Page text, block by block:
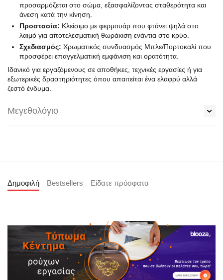
προσαρμόζεται στο σώμα, εξασφαλίζοντας σταθερότητα και
άνεση κατά την κίνηση.
Προστασία: Κλείσιμο με φερμουάρ που φτάνει ψηλά στο
λαιμό για αποτελεσματική θωράκιση ενάντια στο κρύο.
Σχεδιασμός: Χρωματικός συνδυασμός Μπλε/Πορτοκαλί που
προσφέρει επαγγελματική εμφάνιση και ορατότητα.
Ιδανικό για εργαζόμενους σε αποθήκες, τεχνικές εργασίες ή για
εξωτερικές δραστηριότητες όπου απαιτείται ένα ελαφρύ αλλά
ζεστό ένδυμα.
Μεγεθολόγιο
Δημοφιλή Bestsellers Είδατε πρόσφατα